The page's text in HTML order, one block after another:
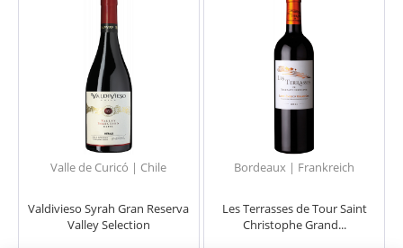
Valle de Curicó | Chile
Valdivieso Syrah Gran Reserva
Valley Selection
Bordeaux | Frankreich
Les Terrasses de Tour Saint
Christophe Grand...